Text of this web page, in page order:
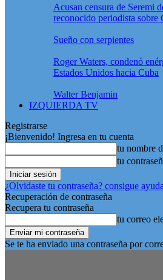
Acusan censura de Seremi
reconocido periodista
Sueño con serpientes
Roger Waters, condenó
Estados Unidos hacia Cuba
Walter Benjamin
IZQUIERDA TV
Registrarse
¡Bienvenido! Ingresa en tu cuenta
tu nombre
tu
¿Olvidaste tu contraseña? consigue ayuda
Recuperación de contraseña
Recupera tu contraseña
tu correo
Se te ha enviado una contraseña por